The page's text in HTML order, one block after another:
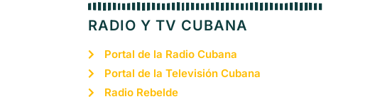
RADIO Y TV CUBANA
Portal de la Radio Cubana
Portal de la Televisión Cubana
Radio Rebelde